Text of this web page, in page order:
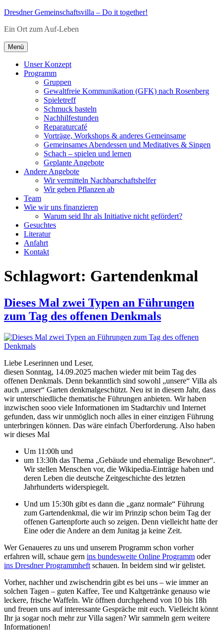
Zum
springen
Dresdner Gemeinschaftsvilla – Do it together!
Ein Ort zum Auf-Leben
Menü
Unser Konzept
Programm
Gruppen
Gewaltfreie Kommunikation (GFK) nach Rosenberg
Spieletreff
Schmuck basteln
Nachhilfestunden
Reparaturcafé
Vorträge, Workshops & anderes Gemeinsame
Gemeinsames Abendessen und Meditatives & Singen
Schach – spielen und lernen
Geplante Angebote
Andere Angebote
Wir vermitteln Nachbarschaftshelfer
Wir geben Pflanzen ab
Team
Wie wir uns finanzieren
Warum seid Ihr als Initiative nicht gefördert?
Gesuchtes
Literatur
Anfahrt
Kontakt
Schlagwort: Gartendenkmal
Dieses Mal zwei Typen an Führungen
zum Tag des offenen Denkmals
Liebe Leserinnen und Leser,
diesen Sonntag, 14.09.2025 machen wieder mit beim Tag des
offenen Denkmals. Denn bekanntlich sind sowohl „unsere“ Villa als
auch „unser“ Garten denkmalgeschützt. Neu ist in diesem Jahr, dass
wir unterschiedliche thematische Führungen anbieten. Wir haben
inzwischen sooo viele Informationen im Stadtarchiv und Internet
gefunden, dass wir unmöglich noch alles in einer einzigen Führung
unterbringen können. Das wäre einfach Überforderung. Also haben
wir dieses Mal
Um 11:00h und
um 13:30h das Thema „Gebäude und ehemalige Bewohner“.
Wir stellen Menschen vor, die Wikipedia-Einträge haben und
deren Leben die deutsche Zeitgeschichte des letzten
Jahrhunderts widerspiegelt.
Und um 15:30h gibt es dann die „ganz normale“ Führung
zum Gartendenkmal, die wir im Prinzip schon beim Tag der
offenen Gartenpforte auch so zeigen. Denn vielleicht hatte der
Eine oder die Andere an dem Junitag ja keine Zeit.
Wer Genaueres zu uns und unserem Programm schon vorher
erfahren will, schaue gern ins bundesweite Online Programm oder
ins Dresdner Programmheft schauen. In beidem sind wir gelistet.
Vorher, nachher und zwischendrin gibt es bei uns – wie immer an
solchen Tagen – guten Kaffee, Tee und Kaltgetränke genauso wie
leckere, frische Waffeln. Wir öffnen durchgehend von 10 bis 18h
und freuen uns auf interessante Gespräche mit euch. Vielleicht könnt
Ihr ja sogar noch mehr zur Villa sagen? Wir sammeln gern weitere
Informationen!